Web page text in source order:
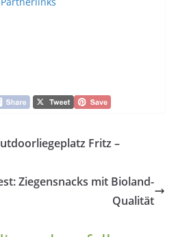
Fritz –
Ziegensnacks mit Bioland-
Qualität